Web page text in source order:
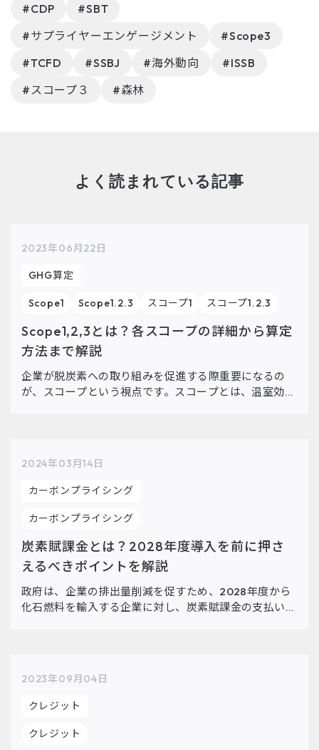
#CDP
#SBT
#サプライヤーエンゲージメント
#Scope3
#TCFD
#SSBJ #海外動向
#ISSB
#スコープ３
#森林
よく読まれている記事
2023年06月22日
GHG算定
Scope1 Scope1.2.3 スコープ1 スコープ1.2.3
Scope1,2,3とは？各スコープの詳細から算定
方法まで解説
企業が脱炭素への取り組みを促進する際重要になるの
が、スコープという視点です。スコープとは、温室効果
定・把握することができるのかを解説します。
2024年03月14日
カーボンプライシング
カーボンプライシング
炭素賦課金とは？2028年度導入を前に押さ
えるべきポイントを解説
政府は、企業の排出量削減を促すため、2028年度から
化石燃料を輸入する企業に対し、炭素賦課金の支払いを
2023年09月04日
クレジット
クレジット